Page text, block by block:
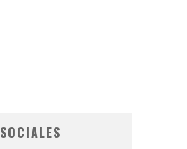
SOCIALES